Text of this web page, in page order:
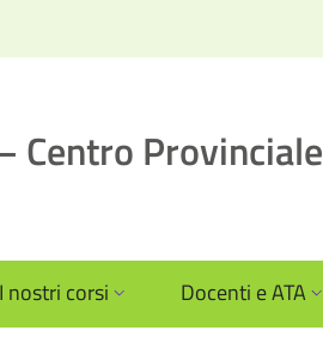
Centro
I nostri corsi Docenti e ATA